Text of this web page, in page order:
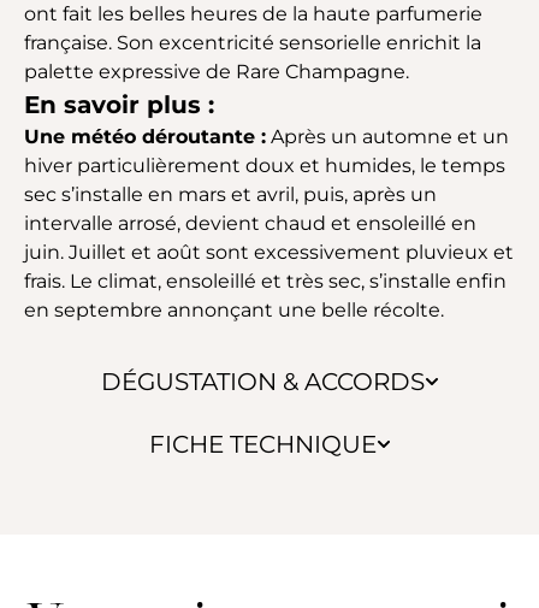
DÉGUSTATION & ACCORDS
FICHE TECHNIQUE
ont fait les belles heures de la haute parfumerie
française. Son excentricité sensorielle enrichit la
palette expressive de Rare Champagne.
En savoir plus :
Une météo déroutante : Après un automne et un
hiver particulièrement doux et humides, le temps
sec s’installe en mars et avril, puis, après un
intervalle arrosé, devient chaud et ensoleillé en
juin. Juillet et août sont excessivement pluvieux et
frais. Le climat, ensoleillé et très sec, s’installe enfin
en septembre annonçant une belle récolte.